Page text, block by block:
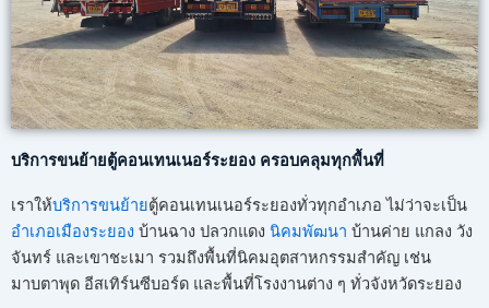
บริการขนย้ายตู้คอนเทนเนอร์ระยอง ครอบคลุมทุกพื้นที่
เราให้บริการขนย้ายตู้คอนเทนเนอร์ระยองทั่วทุกอำเภอ ไม่ว่าจะเป็น
อำเภอเมืองระยอง บ้านฉาง ปลวกแดง นิคมพัฒนา บ้านค่าย แกลง วัง
จันทร์ และเขาชะเมา รวมถึงพื้นที่นิคมอุตสาหกรรมสำคัญ เช่น
มาบตาพุด อีสเทิร์นซีบอร์ด และพื้นที่โรงงานต่าง ๆ ทั่วจังหวัดระยอง